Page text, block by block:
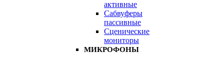
активные
Сабвуферы
пассивные
Сценические
мониторы
МИКРОФОНЫ